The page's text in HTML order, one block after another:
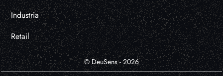
Industria
Retail
© DeuSens - 2026